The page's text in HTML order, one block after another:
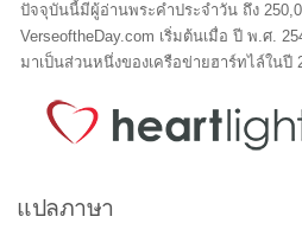
ปัจจุบันนี้มีผู้อ่านพระคำประจำวัน ถึง
VerseoftheDay.com เริ่มต้นเมื่อ ปี พ.ศ.
มาเป็นส่วนหนึ่งของเครือข่ายฮาร์ทไล์ในปี
แปลภาษา